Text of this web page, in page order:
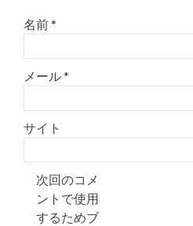
名前*
メール*
サイト
次回のコメ
ントで使用
するためブ